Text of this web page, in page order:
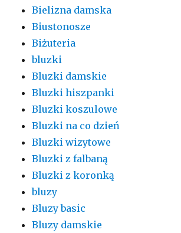
Bielizna damska
Biustonosze
Biżuteria
bluzki
Bluzki damskie
Bluzki hiszpanki
Bluzki koszulowe
Bluzki na co dzień
Bluzki wizytowe
Bluzki z falbaną
Bluzki z koronką
bluzy
Bluzy basic
Bluzy damskie